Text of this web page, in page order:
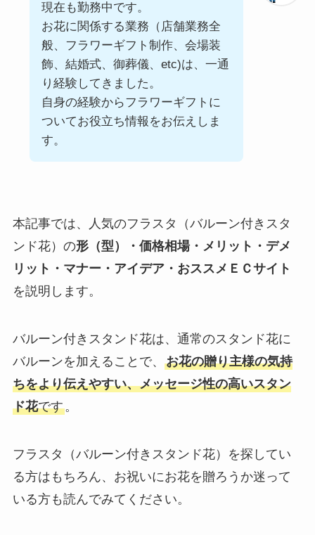
現在も勤務中です。
お花に関係する業務（店舗業務全
般、フラワーギフト制作、会場装
飾、結婚式、御葬儀、etc)は、一通
り経験してきました。
自身の経験からフラワーギフトに
ついてお役立ち情報をお伝えしま
す。
本記事では、人気のフラスタ（バルーン付きスタ
ンド花）の形（型）・価格相場・メリット・デメ
リット・マナー・アイデア・おススメＥＣサイト
を説明します。
バルーン付きスタンド花は、通常のスタンド花に
バルーンを加えることで、 お花の贈り主様の気持
ちをより伝えやすい、メッセージ性の高いスタン
ド花です。
フラスタ（バルーン付きスタンド花）を探してい
る方はもちろん、お祝いにお花を贈ろうか迷って
いる方も読んでみてください。